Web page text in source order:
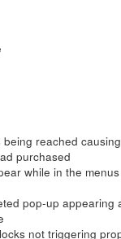
being reached
purchased
while in the
pop-up appearing
not triggering